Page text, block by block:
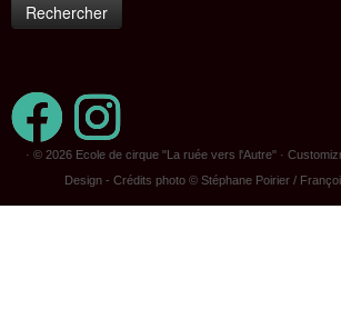
· © 2026 Ecole de cirque "La ruée vers l'Autre"·
Design - Crédits photo © Stéphane Poirier /